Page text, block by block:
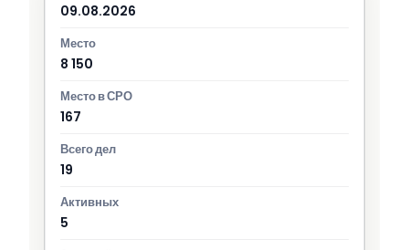
09.08.2026
8 150
167
19
5